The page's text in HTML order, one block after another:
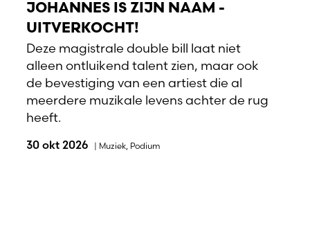
JOHANNES IS ZIJN NAAM -
UITVERKOCHT!
Deze magistrale double bill laat niet
alleen ontluikend talent zien, maar ook
de bevestiging van een artiest die al
meerdere muzikale levens achter de rug
heeft.
30 okt 2026 | Muziek, Podium